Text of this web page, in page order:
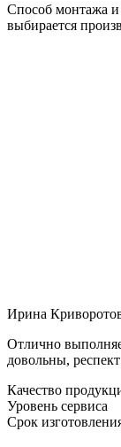
Способ монтажа и
выбирается
Ирина
Отлично
довольны,
Качество
Уровень сервиса
Срок